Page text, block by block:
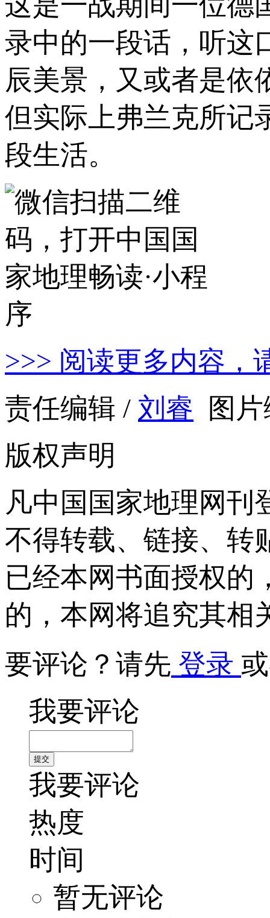
录中的一段话，听这
辰美景，又或者是依
但实际上弗兰克所记
段生活。
>>> 阅读更多内容，
责任编辑 / 刘睿 图
版权声明
凡中国国家地理网刊
不得转载、链接、转
已经本网书面授权的
的，本网将追究其相
要评论？请先 登录
我要评论
我要评论
热度
时间
暂无评论